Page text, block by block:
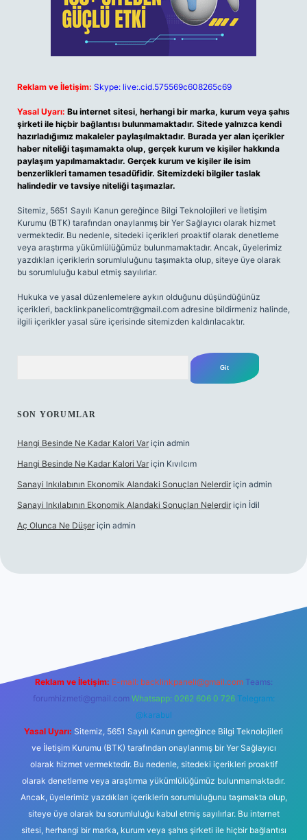
Reklam ve İletişim: Skype: live:.cid.575569c608265c69
Yasal Uyarı: Bu internet sitesi, herhangi bir marka, kurum veya şahıs
şirketi ile hiçbir bağlantısı bulunmamaktadır. Sitede yalnızca kendi
hazırladığımız makaleler paylaşılmaktadır. Burada yer alan içerikler
haber niteliği taşımamakta olup, gerçek kurum ve kişiler hakkında
paylaşım yapılmamaktadır. Gerçek kurum ve kişiler ile isim
benzerlikleri tamamen tesadüfidir. Sitemizdeki bilgiler taslak
halindedir ve tavsiye niteliği taşımazlar.
Sitemiz, 5651 Sayılı Kanun gereğince Bilgi Teknolojileri ve İletişim
Kurumu (BTK) tarafından onaylanmış bir Yer Sağlayıcı olarak hizmet
vermektedir. Bu nedenle, sitedeki içerikleri proaktif olarak denetleme
veya araştırma yükümlülüğümüz bulunmamaktadır. Ancak, üyelerimiz
yazdıkları içeriklerin sorumluluğunu taşımakta olup, siteye üye olarak
bu sorumluluğu kabul etmiş sayılırlar.
Hukuka ve yasal düzenlemelere aykırı olduğunu düşündüğünüz
içerikleri, backlinkpanelicomtr@gmail.com adresine bildirmeniz halinde,
ilgili içerikler yasal süre içerisinde sitemizden kaldırılacaktır.
SON YORUMLAR
Hangi Besinde Ne Kadar Kalori Var için admin
Hangi Besinde Ne Kadar Kalori Var için Kıvılcım
Sanayi Inkılabının Ekonomik Alandaki Sonuçları Nelerdir için admin
Sanayi Inkılabının Ekonomik Alandaki Sonuçları Nelerdir için İdil
Aç Olunca Ne Düşer için admin
Reklam ve İletişim: E-mail: backlinkpaneli@gmail.com Teams:
forumhizmeti@gmail.com Whatsapp: 0262 606 0 726 Telegram:
@karabul
Yasal Uyarı: Sitemiz, 5651 Sayılı Kanun gereğince Bilgi Teknolojileri
ve İletişim Kurumu (BTK) tarafından onaylanmış bir Yer Sağlayıcı
olarak hizmet vermektedir. Bu nedenle, sitedeki içerikleri proaktif
olarak denetleme veya araştırma yükümlülüğümüz bulunmamaktadır.
Ancak, üyelerimiz yazdıkları içeriklerin sorumluluğunu taşımakta olup,
siteye üye olarak bu sorumluluğu kabul etmiş sayılırlar. Bu internet
sitesi, herhangi bir marka, kurum veya şahıs şirketi ile hiçbir bağlantısı